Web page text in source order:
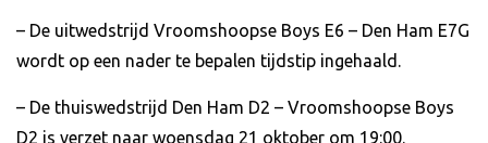
– De uitwedstrijd Vroomshoopse Boys E6 – Den Ham E7G
wordt op een nader te bepalen tijdstip ingehaald.
– De thuiswedstrijd Den Ham D2 – Vroomshoopse Boys
D2 is verzet naar woensdag 21 oktober om 19:00.